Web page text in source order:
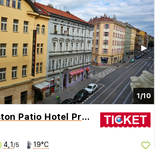
1/10
▶︎
Ariston & Ariston Patio Hotel Prague
4,1 /5 19°C